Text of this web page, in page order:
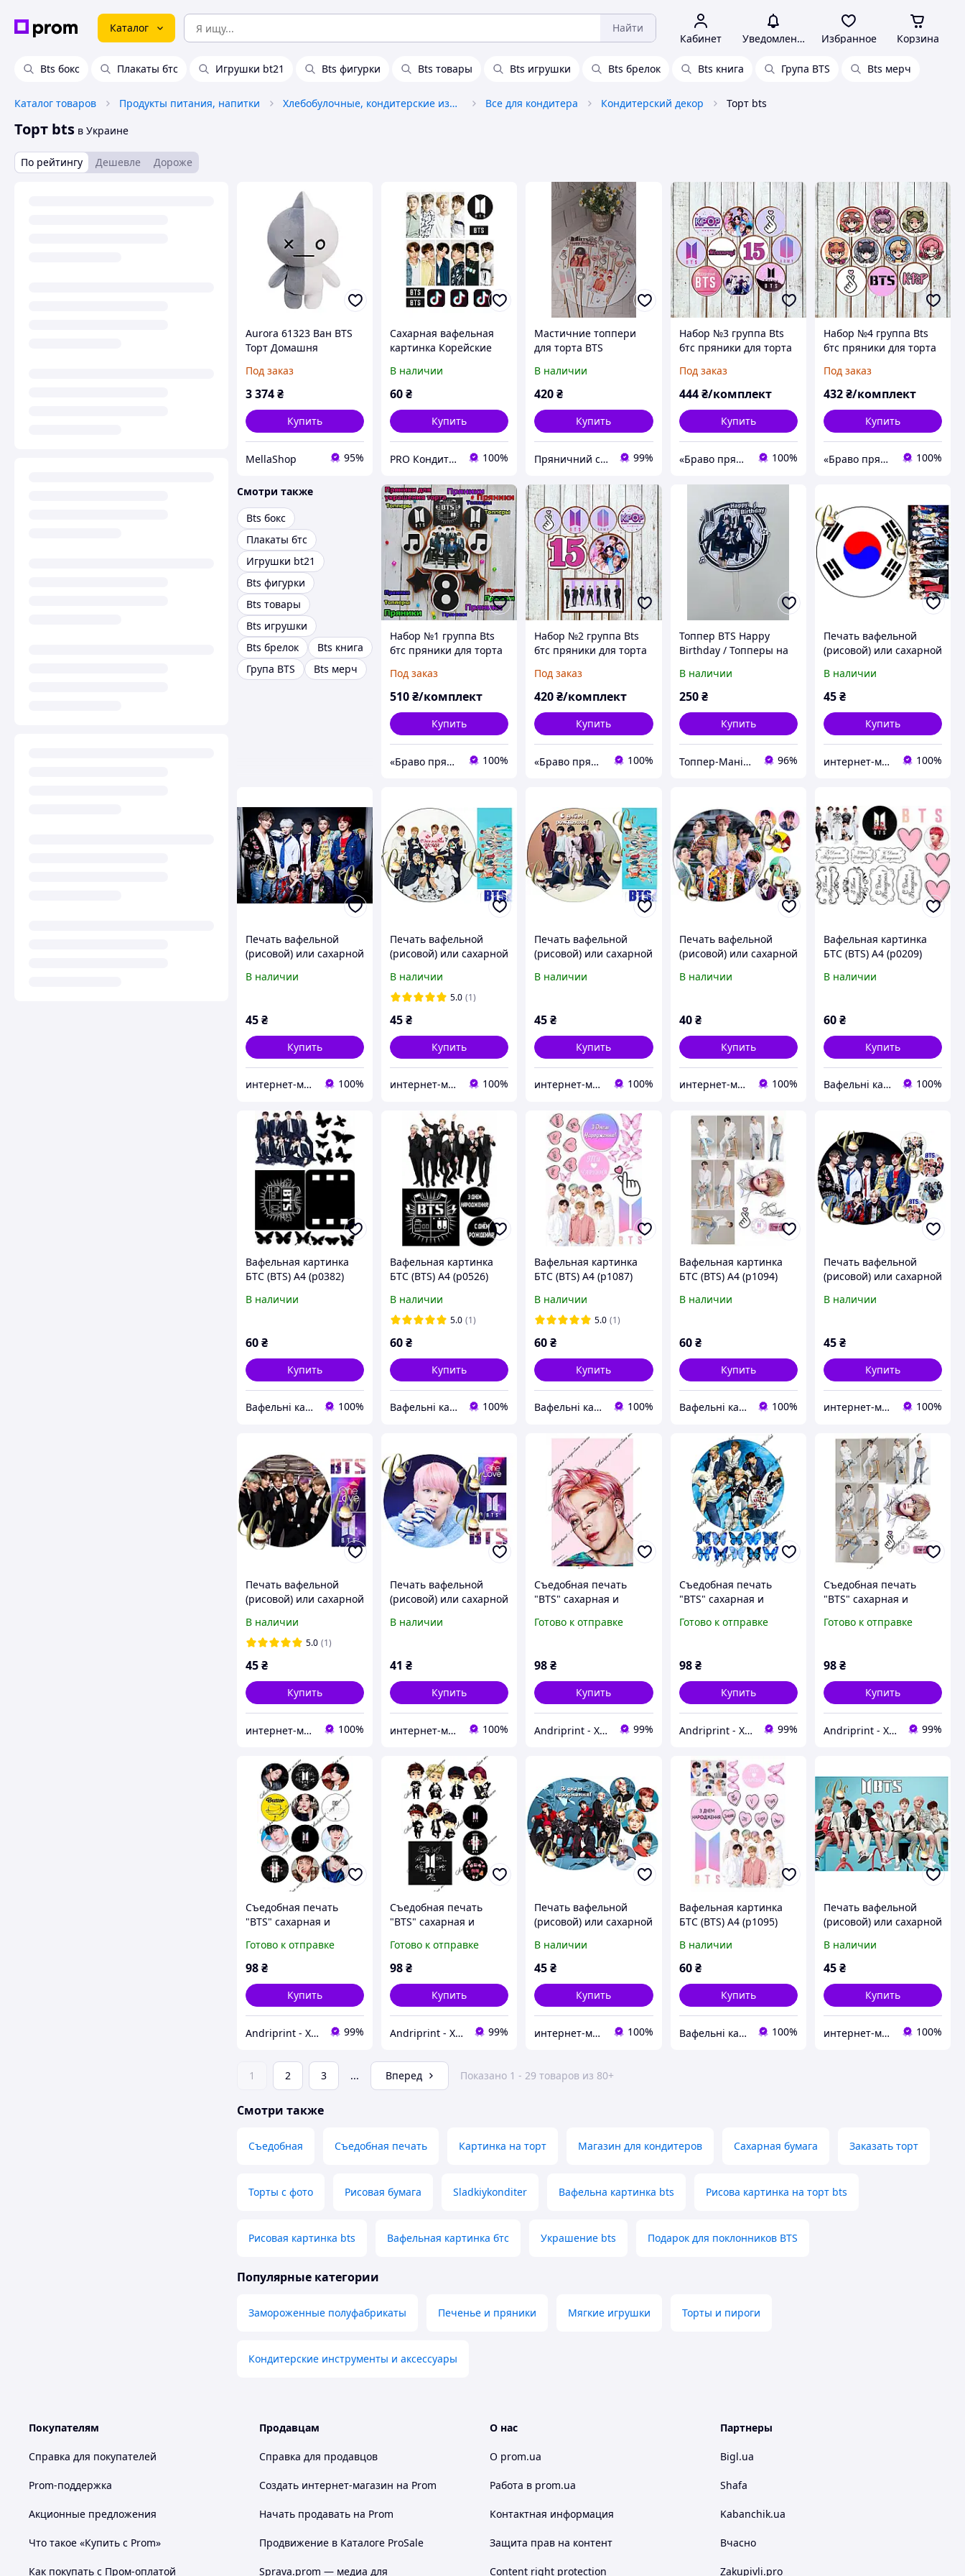
Каталог Найти
Кабинет Уведомления Избранное Корзина
Bts бокс Плакаты бтс Игрушки bt21 Bts фигурки Bts товары Bts игрушки Bts брелок Bts книга Група BTS Bts мерч
Каталог товаров Продукты питания, напитки Хлебобулочные, кондитерские изделия Все для кондитера Кондитерский декор Торт bts
Торт bts в Украине
По рейтингу Дешевле Дороже
Aurora 61323 Ван BTS
Торт Домашня
Домашня тварина,
Сірий і Білий
Под заказ
3 374₴
Купить
MellaShop 95%
Сахарная вафельная
картинка Корейские
съедобная печать для
декора
В наличии
60₴
Купить
PRO Кондитер 100%
Мастичние топпери
для торта BTS
В наличии
420₴
Купить
Пряничний світ 99%
Набор №3 группа Bts
бтс пряники для торта
Под заказ
444 ₴/комплект
Купить
«Браво пряник» 100%
Набор №4 группа Bts
бтс пряники для торта
Под заказ
432₴/комплект
Купить
«Браво пряник» 100%
Смотри также
Bts бокс
Плакаты бтс
Игрушки bt21
Bts фигурки
Bts товары
Bts игрушки
Bts брелок
Bts книга
Група BTS
Bts мерч
Набор №1 группа Bts
бтс пряники для торта
Под заказ
510₴/комплект
Купить
«Браво пряник» 100%
Набор №2 группа Bts
бтс пряники для торта
Под заказ
420₴/комплект
Купить
«Браво пряник» 100%
Топпер BTS Happy
Birthday / Топперы на
В наличии
250 ₴
Купить
Топпер-Манія™ 96%
Печать вафельной
(рисовой) или сахарной
поп-группа BTS на торт
В наличии
45₴
Купить
интернет-магазин "Сладкий кондитер" 100%
Печать вафельной
(рисовой) или сахарной
поп-группа BTS на торт
В наличии
45₴
Купить
интернет-магазин "Сладкий кондитер" 100%
Печать вафельной
(рисовой) или сахарной
поп-группа BTS на торт
В наличии
5.0 (1)
45₴
Купить
интернет-магазин "Сладкий кондитер" 100%
Печать вафельной
(рисовой) или сахарной
поп-группа BTS на торт
В наличии
45₴
Купить
интернет-магазин "Сладкий кондитер" 100%
Печать вафельной
(рисовой) или сахарной
поп-группа BTS на торт
В наличии
40 ₴
Купить
интернет-магазин "Сладкий кондитер" 100%
Вафельная картинка
БТС (BTS) А4 (p0209)
В наличии
60₴
Купить
Вафельні картинки 100%
Вафельная картинка
БТС (BTS) А4 (p0382)
В наличии
60₴
Купить
Вафельні картинки 100%
Вафельная картинка
БТС (BTS) А4 (p0526)
В наличии
5.0 (1)
60₴
Купить
Вафельні картинки 100%
Вафельная картинка
БТС (BTS) А4 (p1087)
В наличии
5.0 (1)
60₴
Купить
Вафельні картинки 100%
Вафельная картинка
БТС (BTS) А4 (p1094)
В наличии
60 ₴
Купить
Вафельні картинки 100%
Печать вафельной
(рисовой) или сахарной
поп-группа BTS на торт
В наличии
45₴
Купить
интернет-магазин "Сладкий кондитер" 100%
Печать вафельной
(рисовой) или сахарной
поп-группа BTS на торт
В наличии
5.0 (1)
45₴
Купить
интернет-магазин "Сладкий кондитер" 100%
Печать вафельной
(рисовой) или сахарной
поп-группа BTS на торт
В наличии
41 ₴
Купить
интернет-магазин "Сладкий кондитер" 100%
Съедобная печать
"BTS" сахарная и
Готово к отправке
98₴
Купить
Andriprint - Харчовий друк та Все для свята 99%
Съедобная печать
"BTS" сахарная и
Готово к отправке
98 ₴
Купить
Andriprint - Харчовий друк та Все для свята 99%
Съедобная печать
"BTS" сахарная и
Готово к отправке
98₴
Купить
Andriprint - Харчовий друк та Все для свята 99%
Съедобная печать
"BTS" сахарная и
Готово к отправке
98₴
Купить
Andriprint - Харчовий друк та Все для свята 99%
Съедобная печать
"BTS" сахарная и
Готово к отправке
98₴
Купить
Andriprint - Харчовий друк та Все для свята 99%
Печать вафельной
(рисовой) или сахарной
поп-группа BTS на торт
В наличии
45₴
Купить
интернет-магазин "Сладкий кондитер" 100%
Вафельная картинка
БТС (BTS) А4 (p1095)
В наличии
60 ₴
Купить
Вафельні картинки 100%
Печать вафельной
(рисовой) или сахарной
поп-группа BTS на торт
В наличии
45₴
Купить
интернет-магазин "Сладкий кондитер" 100%
1 2 3 ... Вперед Показано 1 - 29 товаров из 80+
Смотри также
Съедобная Съедобная печать Картинка на торт Магазин для кондитеров Сахарная бумага Заказать торт
Торты с фото Рисовая бумага Sladkiykonditer Вафельна картинка bts Рисова картинка на торт bts
Рисовая картинка bts Вафельная картинка бтс Украшение bts Подарок для поклонников BTS
Популярные категории
Замороженные полуфабрикаты Печенье и пряники Мягкие игрушки Торты и пироги
Кондитерские инструменты и аксессуары
Покупателям
Справка для покупателей
Prom-поддержка
Акционные предложения
Что такое «Купить с Prom»
Как покупать с Пром-оплатой
Продавцам
Справка для продавцов
Создать интернет-магазин на Prom
Начать продавать на Prom
Продвижение в Каталоге ProSale
Sprava.prom — медиа для
О нас
О prom.ua
Работа в prom.ua
Контактная информация
Защита прав на контент
Content right protection
Партнеры
Bigl.ua
Shafa
Kabanchik.ua
Вчасно
Zakupivli.pro